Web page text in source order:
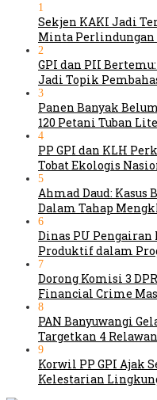
1
Sekjen KAKI Jadi
Minta Perlindungan
2
GPI dan PII
Jadi Topik
3
Panen Banyak
120 Petani Tuban
4
PP GPI dan KLH
Tobat Ekologis
5
Ahmad Daud: Kasus
Dalam Tahap
6
Dinas PU
Produktif dalam
7
Dorong Komisi 3
Financial Crime
8
PAN Banyuwangi
Targetkan 4
9
Korwil PP GPI Ajak
Kelestarian